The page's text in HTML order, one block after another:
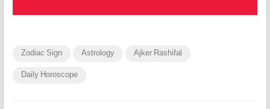
Zodiac Sign Astrology Ajker Rashifal
Daily Horoscope